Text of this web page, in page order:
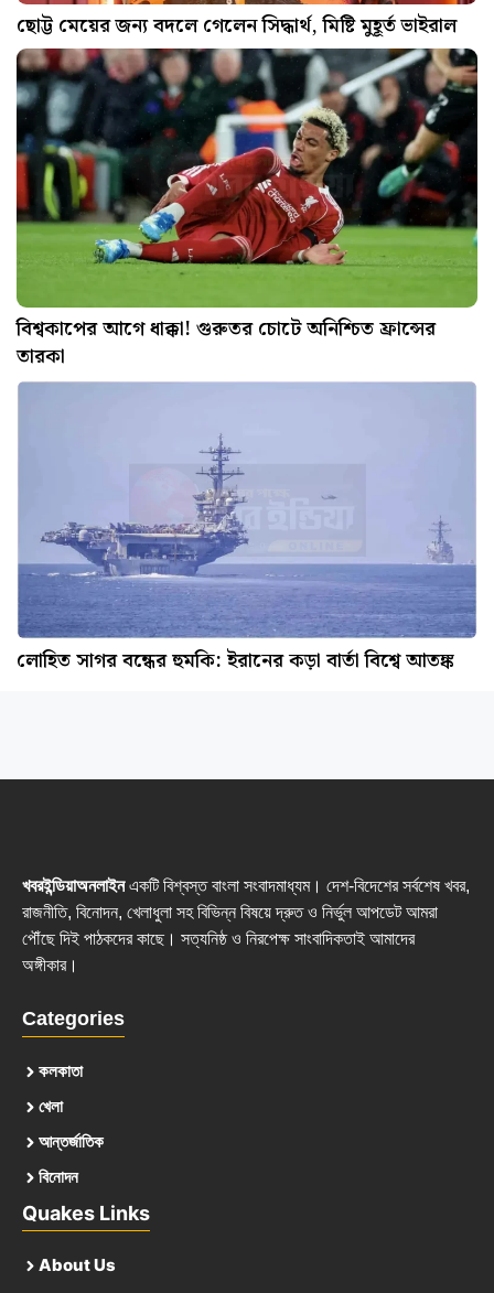
ছোট্ট মেয়ের জন্য বদলে গেলেন সিদ্ধার্থ, মিষ্টি মুহূর্ত ভাইরাল
বিশ্বকাপের আগে ধাক্কা! গুরুতর চোটে অনিশ্চিত ফ্রান্সের
তারকা
লোহিত সাগর বন্ধের হুমকি: ইরানের কড়া বার্তা বিশ্বে আতঙ্ক
খবরইন্ডিয়াঅনলাইনএকটি বিশ্বস্ত বাংলা সংবাদমাধ্যম। দেশ-বিদেশের সর্বশেষ খবর,
রাজনীতি, বিনোদন, খেলাধুলা সহ বিভিন্ন বিষয়ে দ্রুত ও নির্ভুল আপডেট আমরা
পৌঁছে দিই পাঠকদের কাছে। সত্যনিষ্ঠ ও নিরপেক্ষ সাংবাদিকতাই আমাদের
অঙ্গীকার।
Categories
কলকাতা
খেলা
আন্তর্জাতিক
বিনোদন
Quakes Links
About Us